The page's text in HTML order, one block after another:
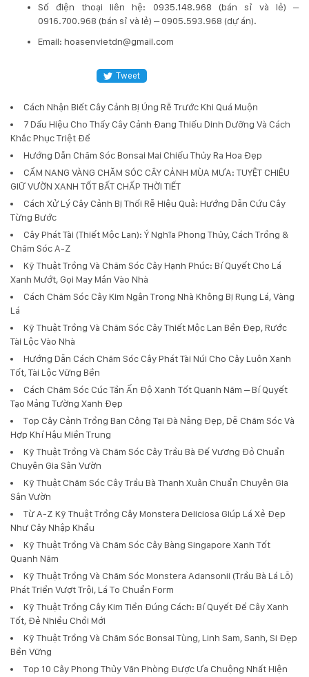
​Số điện thoại liên hệ: 0935.148.968 (bán sỉ và lẻ) –
0916.700.968 (bán sỉ và lẻ) – 0905.593.968 (dự án).
Email: hoasenvietdn@gmail.com
Tweet
Cách Nhận Biết Cây Cảnh Bị Úng Rễ Trước Khi Quá Muộn
7 Dấu Hiệu Cho Thấy Cây Cảnh Đang Thiếu Dinh Dưỡng Và Cách
Khắc Phục Triệt Để
Hướng Dẫn Chăm Sóc Bonsai Mai Chiếu Thủy Ra Hoa Đẹp
CẨM NANG VÀNG CHĂM SÓC CÂY CẢNH MÙA MƯA: TUYỆT CHIÊU
GIỮ VƯỜN XANH TỐT BẤT CHẤP THỜI TIẾT
Cách Xử Lý Cây Cảnh Bị Thối Rễ Hiệu Quả: Hướng Dẫn Cứu Cây
Từng Bước
Cây Phát Tài (Thiết Mộc Lan): Ý Nghĩa Phong Thủy, Cách Trồng &
Chăm Sóc A-Z
Kỹ Thuật Trồng Và Chăm Sóc Cây Hạnh Phúc: Bí Quyết Cho Lá
Xanh Mướt, Gọi May Mắn Vào Nhà
Cách Chăm Sóc Cây Kim Ngân Trong Nhà Không Bị Rụng Lá, Vàng
Lá
Kỹ Thuật Trồng Và Chăm Sóc Cây Thiết Mộc Lan Bền Đẹp, Rước
Tài Lộc Vào Nhà
Hướng Dẫn Cách Chăm Sóc Cây Phát Tài Núi Cho Cây Luôn Xanh
Tốt, Tài Lộc Vững Bền
Cách Chăm Sóc Cúc Tần Ấn Độ Xanh Tốt Quanh Năm – Bí Quyết
Tạo Mảng Tường Xanh Đẹp
Top Cây Cảnh Trồng Ban Công Tại Đà Nẵng Đẹp, Dễ Chăm Sóc Và
Hợp Khí Hậu Miền Trung
Kỹ Thuật Trồng Và Chăm Sóc Cây Trầu Bà Đế Vương Đỏ Chuẩn
Chuyên Gia Sân Vườn
Kỹ Thuật Chăm Sóc Cây Trầu Bà Thanh Xuân Chuẩn Chuyên Gia
Sân Vườn
Từ A-Z Kỹ Thuật Trồng Cây Monstera Deliciosa Giúp Lá Xẻ Đẹp
Như Cây Nhập Khẩu
Kỹ Thuật Trồng Và Chăm Sóc Cây Bàng Singapore Xanh Tốt
Quanh Năm
Kỹ Thuật Trồng Và Chăm Sóc Monstera Adansonii (Trầu Bà Lá Lỗ)
Phát Triển Vượt Trội, Lá To Chuẩn Form
Kỹ Thuật Trồng Cây Kim Tiền Đúng Cách: Bí Quyết Để Cây Xanh
Tốt, Đẻ Nhiều Chồi Mới
Kỹ Thuật Trồng Và Chăm Sóc Bonsai Tùng, Linh Sam, Sanh, Si Đẹp
Bền Vững
Top 10 Cây Phong Thủy Văn Phòng Được Ưa Chuộng Nhất Hiện